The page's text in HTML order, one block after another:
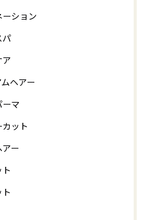
ーション
パ
ア
ヘアー
ーマ
カット
アー
ト
ト